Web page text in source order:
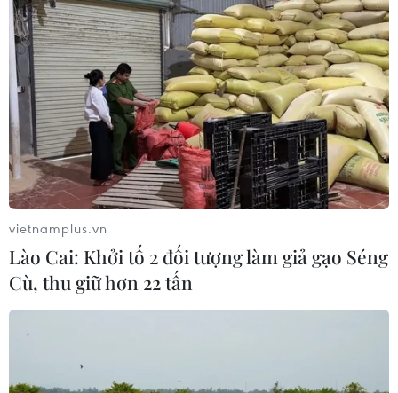
vietnamplus.vn
Lào Cai: Khởi tố 2 đối tượng làm giả gạo Séng
Cù, thu giữ hơn 22 tấn